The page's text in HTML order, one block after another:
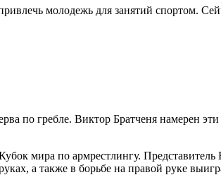
молодежь для занятий спортом.
по гребле. Виктор Братченя намерен
мира по армрестлингу.
а также в борьбе на правой руке